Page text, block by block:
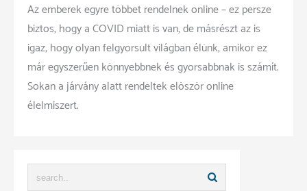
Az emberek egyre többet rendelnek online – ez persze
biztos, hogy a COVID miatt is van, de másrészt az is
igaz, hogy olyan felgyorsult világban élünk, amikor ez
már egyszerűen könnyebbnek és gyorsabbnak is számít.
Sokan a járvány alatt rendeltek elöször online
élelmiszert.